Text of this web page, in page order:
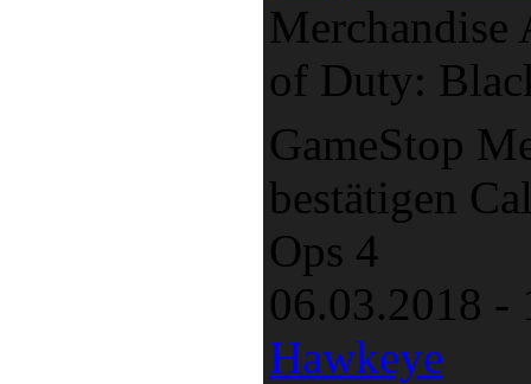
Merchandise
of Duty:
GameStop
bestätigen
Ops 4
06.03.2018
Hawkeye